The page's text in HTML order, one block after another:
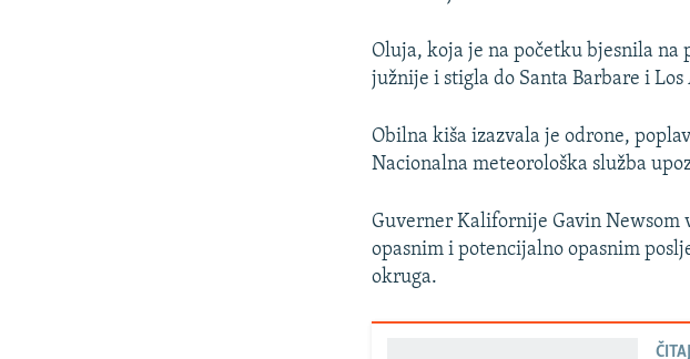
Oluja, koja je na početku bjesnila na
južnije i stigla do Santa Barbare i Los
Obilna kiša izazvala je odrone,
Nacionalna meteorološka služba
Guverner Kalifornije Gavin Newsom
opasnim i potencijalno opasnim
okruga.